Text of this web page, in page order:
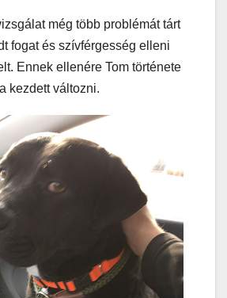
még több problémát tárt
fogat és szívférgesség elleni
Ennek ellenére Tom története
kezdett változni.